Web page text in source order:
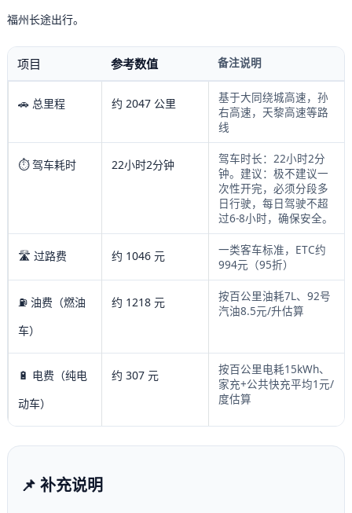
用车百科
销量榜
经销商
福州长途出行。
项目 参考数值 备注说明
🚗 总里程 约 2047 公里
基于大同绕城高速，孙
右高速，天黎高速等路
线
⏱️ 驾车耗时 22小时2分钟
驾车时长：22小时2分
钟。建议：极不建议一
次性开完，必须分段多
日行驶，每日驾驶不超
过6-8小时，确保安全。
🛣️ 过路费 约 1046 元
一类客车标准，ETC约
994元（95折）
⛽ 油费（燃油
车）
约 1218 元
按百公里油耗7L、92号
汽油8.5元/升估算
🔋 电费（纯电
动车）
约 307 元
按百公里电耗15kWh、
家充+公共快充平均1元/
度估算
📌 补充说明